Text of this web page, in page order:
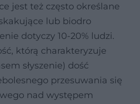
jest też często określane
lub biodro
dotyczy 10-20% ludzi.
którą charakteryzuje
słyszenie) dość
przesuwania się
nad występem